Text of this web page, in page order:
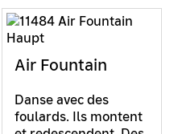
Air Fountain
Danse avec des
foulards. Ils montent